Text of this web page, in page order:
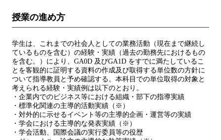
授業の進め方
学生は、これまでの社会人としての業務活動（現在まで継続し
ているものを含む）の経験・実績（過去の勤務先におけるもの
を含む。）により、GA0D 及びGA1D をすでに満たしているこ
とを客観的に証明する資料の作成及び取得する単位数の方針に
ついて指導教員と予め確認する。本科目での単位取得の対象と
考えられる経験・実績例は以下のとおり。
・企業内でのビジネス等における組織・部下の指導実績
・標準化関連の主導的活動実績（※）
・対外的に示せるイベント等の主導的企画・運営等の実績
・学会における主導的な発表実績（※）
・学会活動、国際会議の実行委員等の役歴